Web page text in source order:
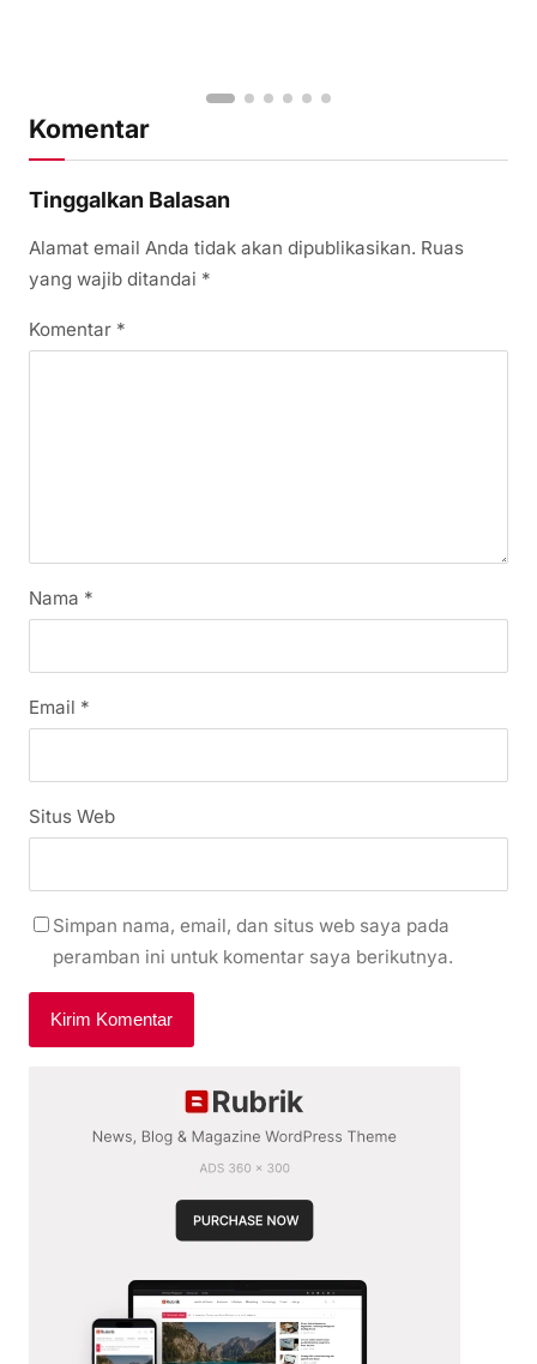
Komentar
Tinggalkan Balasan
Alamat email Anda tidak akan dipublikasikan. Ruas
yang wajib ditandai *
Komentar *
Nama *
Email *
Situs Web
Simpan nama, email, dan situs web saya pada
peramban ini untuk komentar saya berikutnya.